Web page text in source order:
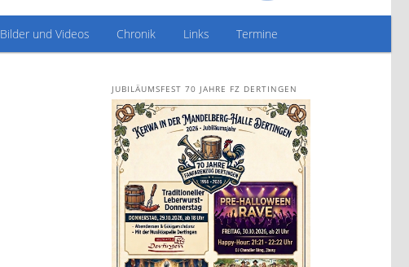
Bilder und Videos Chronik Links Termine
JUBILÄUMSFEST 70 JAHRE FZ DERTINGEN